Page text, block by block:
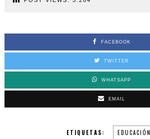
FACEBOOK
TWITTER
WHATSAPP
EMAIL
ETIQUETAS: EDUCACIÓN